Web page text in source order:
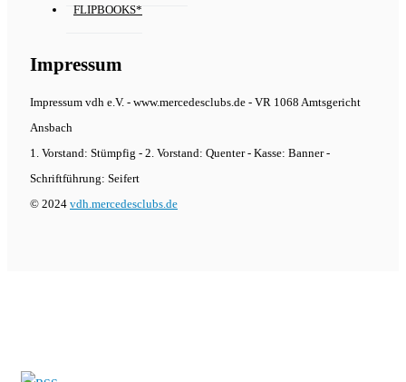
FLIPBOOKS*
Impressum
Impressum vdh e.V. - www.mercedesclubs.de - VR 1068 Amtsgericht
Ansbach
1. Vorstand: Stümpfig - 2. Vorstand: Quenter - Kasse: Banner -
Schriftführung: Seifert
© 2024 vdh.mercedesclubs.de